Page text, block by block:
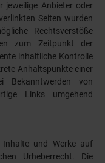
jeweilige Anbieter oder
Seiten wurden
Rechtsverstöße
zum Zeitpunkt der
inhaltliche Kontrolle
Anhaltspunkte einer
Bekanntwerden von
Links umgehend
Inhalte und Werke auf
Urheberrecht. Die